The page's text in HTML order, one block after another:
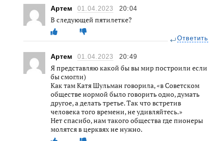
Артем 01.04.2023 20:04
В следующей пятилетке?
Ответить
Артем 01.04.2023 20:49
Я представляю какой бы вы мир построили если
бы смогли)
Как там Катя Шульман говорила, «в Советском
обществе нормой было говорить одно, думать
другое, а делать третье. Так что встретив
человека того времени, не удивляйтесь.»
Нет спасибо, нам такого общества где пионеры
молятся в церквях не нужно.